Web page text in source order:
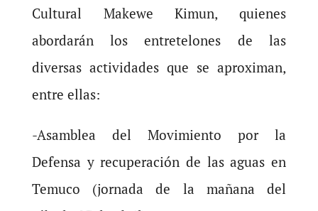
Cultural Makewe Kimun, quienes
abordarán los entretelones de las
diversas actividades que se aproximan,
entre ellas:
-Asamblea del Movimiento por la
Defensa y recuperación de las aguas en
Temuco (jornada de la mañana del